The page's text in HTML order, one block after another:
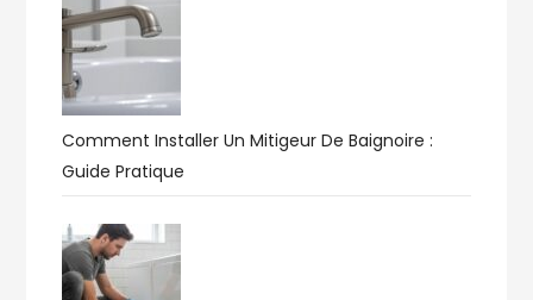
Comment Installer Un Mitigeur De Baignoire :
Guide Pratique